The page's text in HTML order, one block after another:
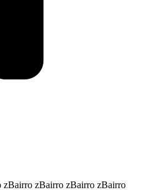
zBairro zBairro zBairro